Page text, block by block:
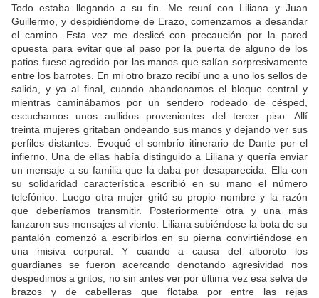
Todo estaba llegando a su fin. Me reuní con Liliana y Juan
Guillermo, y despidiéndome de Erazo, comenzamos a desandar
el camino. Esta vez me deslicé con precaución por la pared
opuesta para evitar que al paso por la puerta de alguno de los
patios fuese agredido por las manos que salían sorpresivamente
entre los barrotes. En mi otro brazo recibí uno a uno los sellos de
salida, y ya al final, cuando abandonamos el bloque central y
mientras caminábamos por un sendero rodeado de césped,
escuchamos unos aullidos provenientes del tercer piso. Allí
treinta mujeres gritaban ondeando sus manos y dejando ver sus
perfiles distantes. Evoqué el sombrío itinerario de Dante por el
infierno. Una de ellas había distinguido a Liliana y quería enviar
un mensaje a su familia que la daba por desaparecida. Ella con
su solidaridad característica escribió en su mano el número
telefónico. Luego otra mujer gritó su propio nombre y la razón
que deberíamos transmitir. Posteriormente otra y una más
lanzaron sus mensajes al viento. Liliana subiéndose la bota de su
pantalón comenzó a escribirlos en su pierna convirtiéndose en
una misiva corporal. Y cuando a causa del alboroto los
guardianes se fueron acercando denotando agresividad nos
despedimos a gritos, no sin antes ver por última vez esa selva de
brazos y de cabelleras que flotaba por entre las rejas